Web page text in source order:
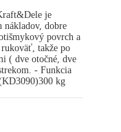
je
nákladov, dobre
povrch a
takže po
( dve otočné, dve
- Funkcia
kg